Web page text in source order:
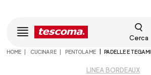
Cerca
HOME CUCINARE PENTOLAME PADELLE E TEGAMI
LINEA BORDEAUX